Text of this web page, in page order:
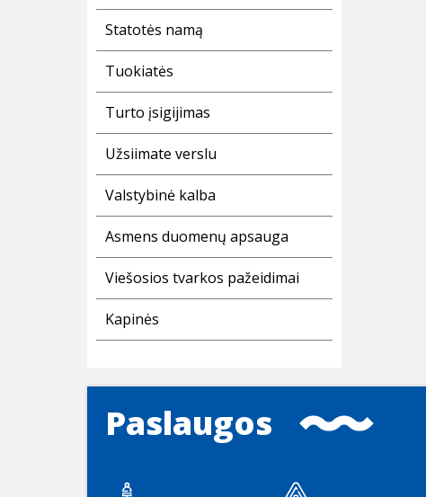
Statotės namą
Tuokiatės
Turto įsigijimas
Užsiimate verslu
Valstybinė kalba
Asmens duomenų apsauga
Viešosios tvarkos pažeidimai
Kapinės
Paslaugos